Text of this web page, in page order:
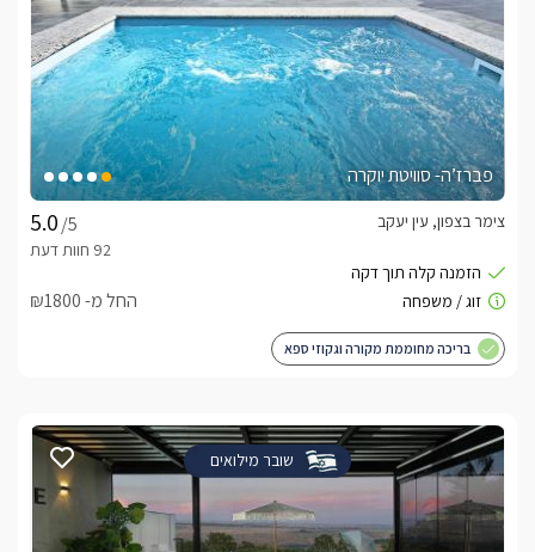
פברז’ה- סוויטת יוקרה
/5
צימר בצפון, עין יעקב
החל מ- ₪1800
בריכה מחוממת מקורה וגקוזי ספא
שובר מילואים